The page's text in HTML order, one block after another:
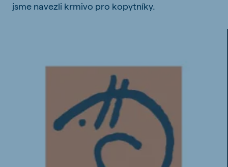
jsme navezli krmivo pro kopytníky.